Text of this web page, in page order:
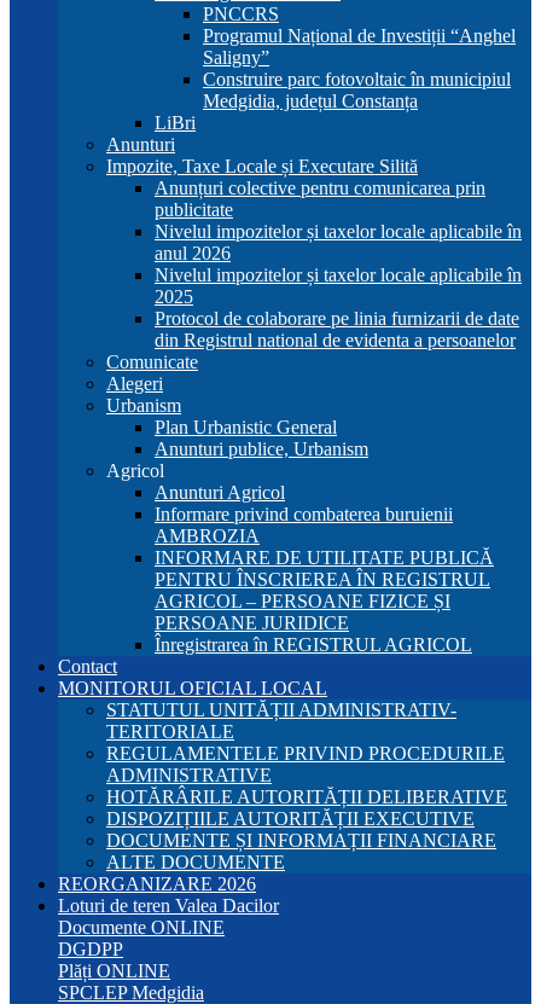
PNCCRS
Programul Național de Investiții “Anghel
Saligny”
Construire parc fotovoltaic în municipiul
Medgidia, județul Constanța
LiBri
Anunturi
Impozite, Taxe Locale și Executare Silită
Anunțuri colective pentru comunicarea prin
publicitate
Nivelul impozitelor și taxelor locale aplicabile în
anul 2026
Nivelul impozitelor și taxelor locale aplicabile în
2025
Protocol de colaborare pe linia furnizarii de date
din Registrul national de evidenta a persoanelor
Comunicate
Alegeri
Urbanism
Plan Urbanistic General
Anunturi publice, Urbanism
Agricol
Anunturi Agricol
Informare privind combaterea buruienii
AMBROZIA
INFORMARE DE UTILITATE PUBLICĂ
PENTRU ÎNSCRIEREA ÎN REGISTRUL
AGRICOL – PERSOANE FIZICE ȘI
PERSOANE JURIDICE
Înregistrarea în REGISTRUL AGRICOL
Contact
MONITORUL OFICIAL LOCAL
STATUTUL UNITĂȚII ADMINISTRATIV-
TERITORIALE
REGULAMENTELE PRIVIND PROCEDURILE
ADMINISTRATIVE
HOTĂRÂRILE AUTORITĂȚII DELIBERATIVE
DISPOZIȚIILE AUTORITĂȚII EXECUTIVE
DOCUMENTE ȘI INFORMAȚII FINANCIARE
ALTE DOCUMENTE
REORGANIZARE 2026
Loturi de teren Valea Dacilor
Documente ONLINE
DGDPP
Plăți ONLINE
SPCLEP Medgidia